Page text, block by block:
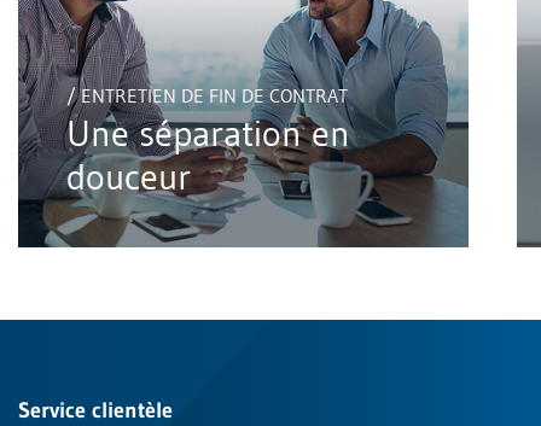
/ ENTRETIEN DE FIN DE CONTRAT
Une séparation en
douceur
Service clientèle